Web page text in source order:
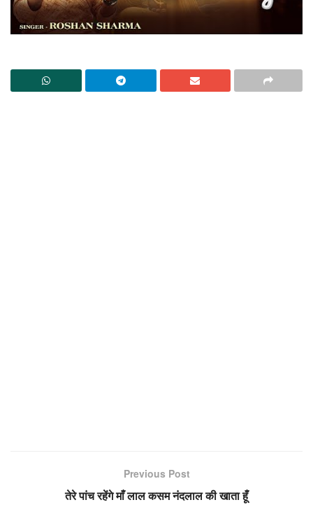
Previous Post
तेरे पांच रहेंगे माँ लाल कसम नंदलाल की खाता हूँ